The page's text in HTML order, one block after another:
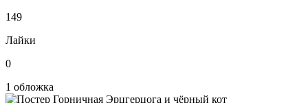
149
Лайки
0
1 обложка